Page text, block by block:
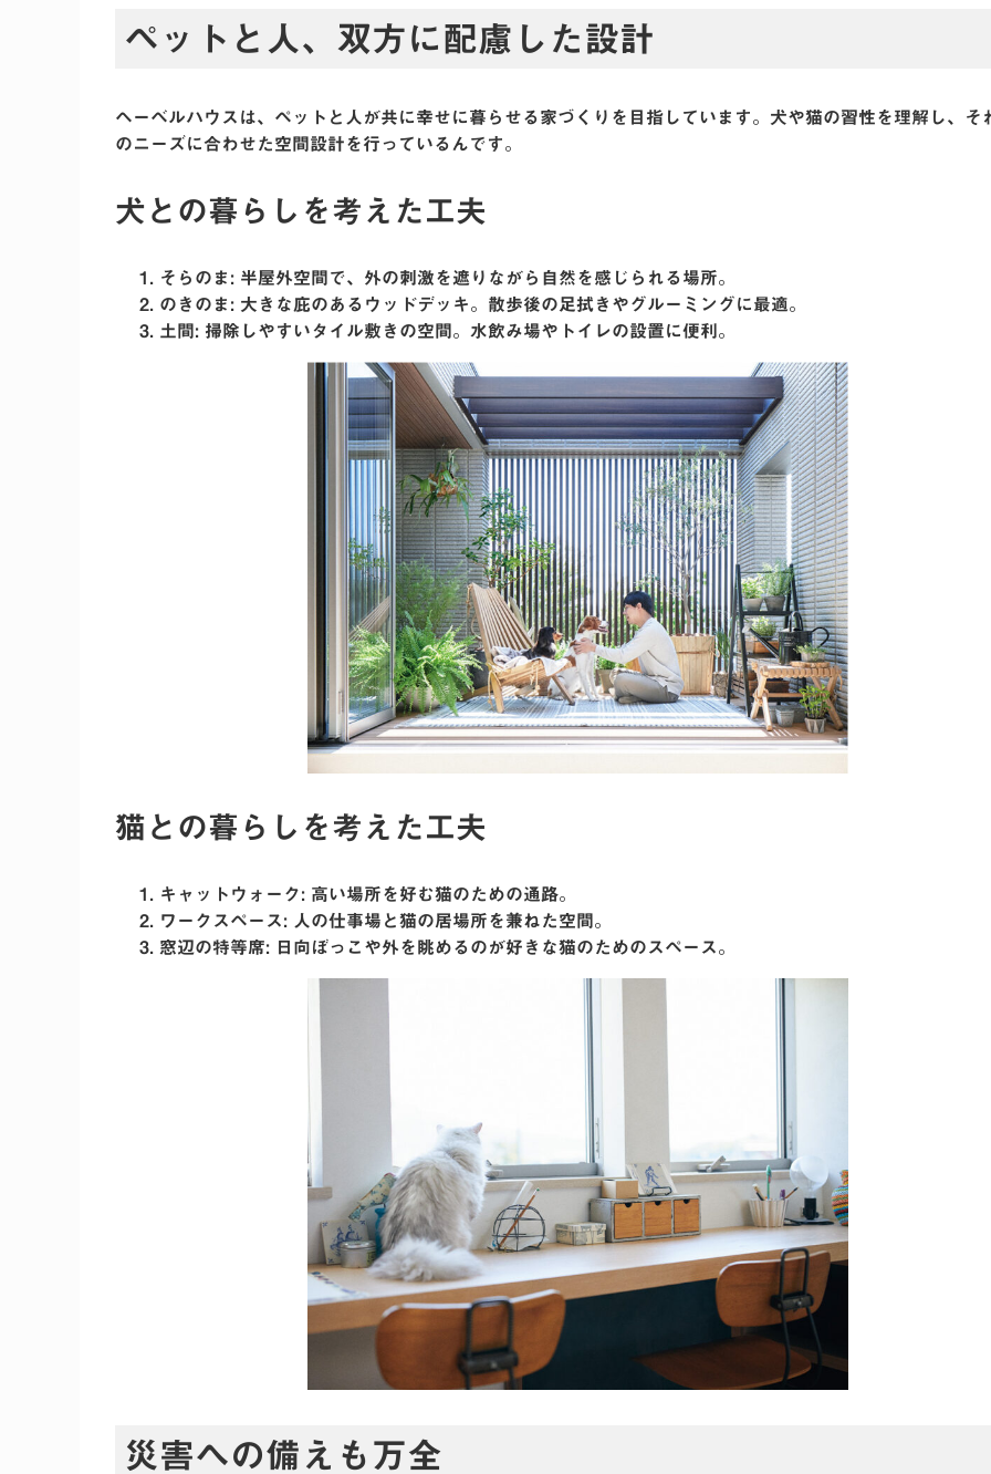
ペットと人、双方に配慮した設計
ヘーベルハウスは、ペットと人が共に幸せに暮らせる家づくりを目指しています。犬や猫の習性を理解し、そ
のニーズに合わせた空間設計を行っているんです。
犬との暮らしを考えた工夫
そらのま : 半屋外空間で、外の刺激を遮りながら自然を感じられる場所。
のきのま : 大きな庇のあるウッドデッキ。散歩後の足拭きやグルーミングに最適。
土間 : 掃除しやすいタイル敷きの空間。水飲み場やトイレの設置に便利。
猫との暮らしを考えた工夫
キャットウォーク: 高い場所を好む猫のための通路。
ワークスペース: 人の仕事場と猫の居場所を兼ねた空間。
窓辺の特等席: 日向ぼっこや外を眺めるのが好きな猫のためのスペース。
災害への備えも万全